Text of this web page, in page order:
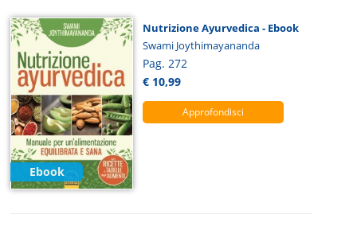
Ebook
Nutrizione Ayurvedica - Ebook
Swami Joythimayananda
Pag. 272
€ 10,99
Approfondisci